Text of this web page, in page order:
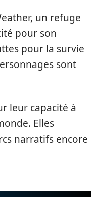
un refuge
pour son
pour la survie
sont
leur capacité à
Elles
narratifs encore